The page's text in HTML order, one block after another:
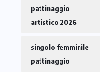
pattinaggio
artistico 2026
singolo femminile
pattinaggio